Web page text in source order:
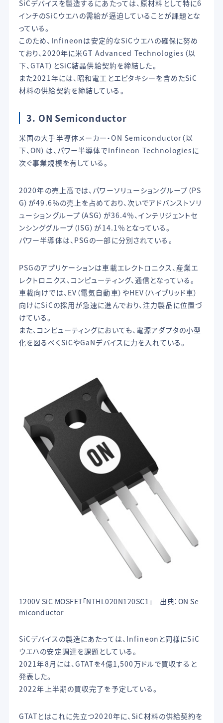
SiCデバイスを製造するにあたっては、原材料として特に6
インチのSiCウエハの需給が逼迫していることが課題とな
っている。
このため、Infineonは安定的なSiCウエハの確保に努め
ており、2020年に米GT Advanced Technologies（以
下、GTAT）とSiC結晶供給契約を締結した。
また2021年には、昭和電工とエピタキシーを含めたSiC
材料の供給契約を締結している。
3. ON Semiconductor
米国の大手半導体メーカー・ON Semiconductor（以
下、ON）は、パワー半導体でInfineon Technologiesに
次ぐ事業規模を有している。
2020年の売上高では、パワーソリューショングループ（PS
G）が49.6％の売上を占めており、次いでアドバンストソリ
ューショングループ（ASG）が36.4％、インテリジェントセ
ンシンググループ（ISG）が14.1％となっている。
パワー半導体は、PSGの一部に分別されている。
PSGのアプリケーションは車載エレクトロニクス、産業エ
レクトロニクス、コンピューティング、通信となっている。
車載向けでは、EV（電気自動車）やHEV（ハイブリッド車）
向けにSiCの採用が急速に進んでおり、注力製品に位置づ
けている。
また、コンピューティングにおいても、電源アダプタの小型
化を図るべくSiCやGaNデバイスに力を入れている。
1200V SiC MOSFET「NTHL020N120SC1」 出典：ON Se
miconductor
SiCデバイスの製造にあたっては、Infineonと同様にSiC
ウエハの安定調達を課題としている。
2021年8月には、GTATを4億1,500万ドルで買収すると
発表した。
2022年上半期の買収完了を予定している。
GTATとはこれに先立つ2020年に、SiC材料の供給契約を